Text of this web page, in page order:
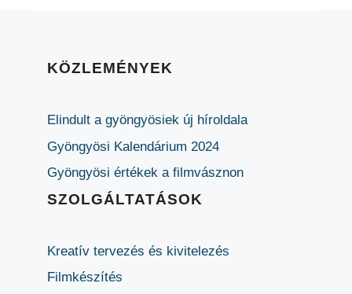
KÖZLEMÉNYEK
Elindult a gyöngyösiek új híroldala
Gyöngyösi Kalendárium 2024
Gyöngyösi értékek a filmvásznon
SZOLGÁLTATÁSOK
Kreatív tervezés és kivitelezés
Filmkészítés